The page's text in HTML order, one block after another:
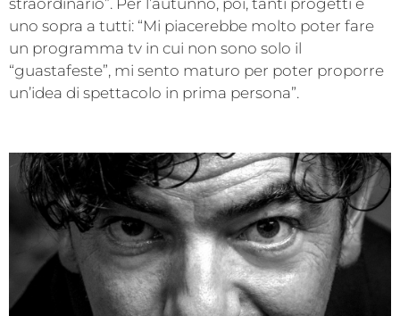
uno sopra a tutti: “Mi piacerebbe molto poter fare
un programma tv in cui non sono solo il
“guastafeste”, mi sento maturo per poter proporre
un’idea di spettacolo in prima persona”.